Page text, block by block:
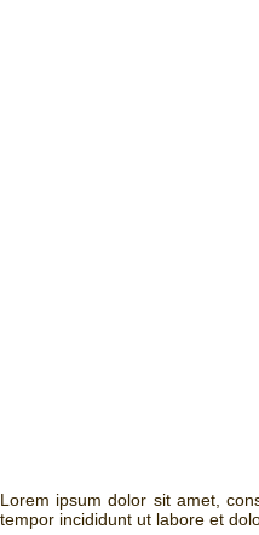
Lorem ipsum dolor sit amet,
tempor incididunt ut labore et